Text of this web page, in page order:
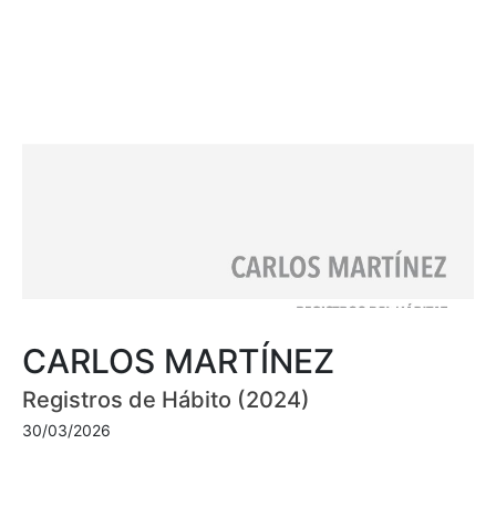
CARLOS MARTÍNEZ
Registros de Hábito (2024)
30/03/2026